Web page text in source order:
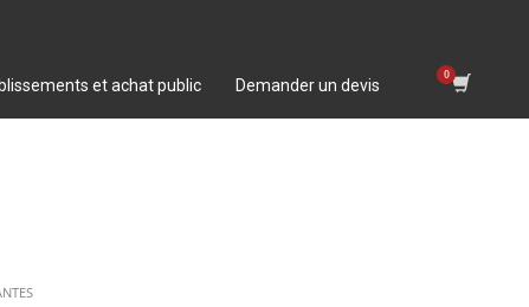
et achat public Demander un devis